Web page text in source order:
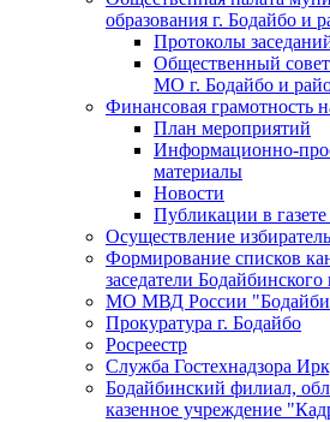
образования г. Бодайбо и
Протоколы
Общественный
МО г. Бодайбо и
Финансовая грамотность
План мероприятий
Информационно-
материалы
Новости
Публикации в
Осуществление
Формирование списков
заседатели Бодайбинского
МО МВД России
Прокуратура г. Бодайбо
Росреестр
Служба Гостехнадзора
Бодайбинский филиал,
казенное учреждение